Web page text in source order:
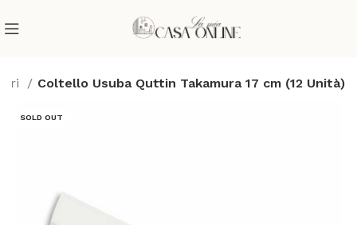
Coltello Usuba Quttin Takamura 17 cm (12 Unità)
SOLD OUT